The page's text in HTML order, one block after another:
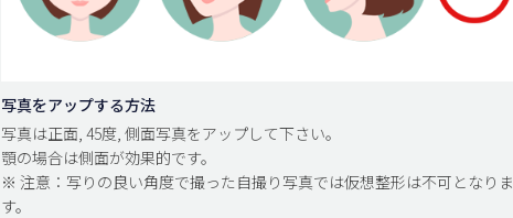
写真をアップする方法
写真は正面, 45度, 側面写真をアップして下さい。
顎の場合は側面が効果的です。
※ 注意：写りの良い角度で撮った自撮り写真では仮想整形は不可となりま
す。